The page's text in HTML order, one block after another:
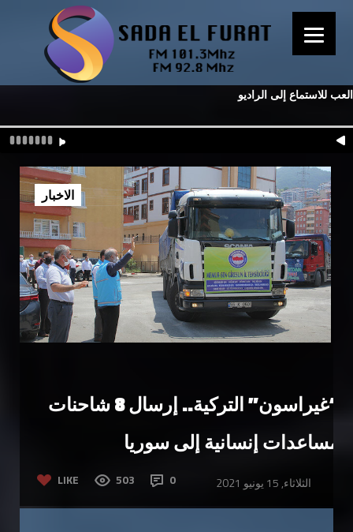
العب للاستماع إلى الراديو
“غيراسون” التركية.. إرسال 8 شاحنات
مساعدات إنسانية إلى سوريا
LIKE 503 0 الثلاثاء, 15 يونيو 2021
الاخبار